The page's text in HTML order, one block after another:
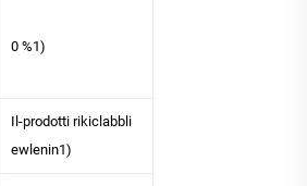
0 %1)
Il-prodotti rikiclabbli
ewlenin1)